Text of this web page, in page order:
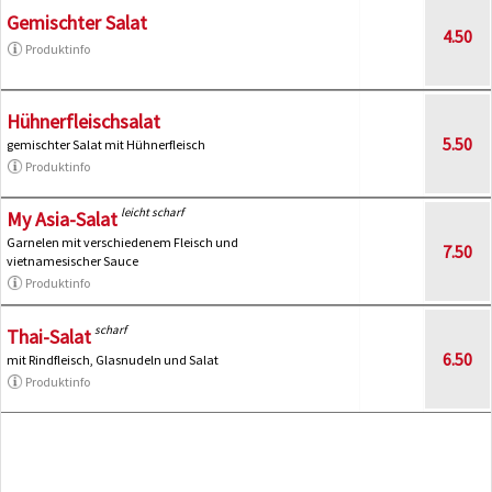
Gemischter Salat
Produktinfo
4.50
Hühnerfleischsalat
gemischter Salat mit Hühnerfleisch
Produktinfo
5.50
My Asia-Salat leicht scharf
Garnelen mit verschiedenem Fleisch und
vietnamesischer Sauce
Produktinfo
7.50
Thai-Salat scharf
mit Rindfleisch, Glasnudeln und Salat
Produktinfo
6.50